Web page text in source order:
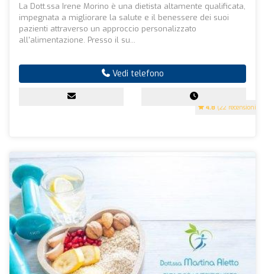
4.8 (22 recensioni)
La Dott.ssa Irene Morino è una dietista altamente qualificata,
impegnata a migliorare la salute e il benessere dei suoi
pazienti attraverso un approccio personalizzato
all'alimentazione. Presso il su...
Vedi telefono